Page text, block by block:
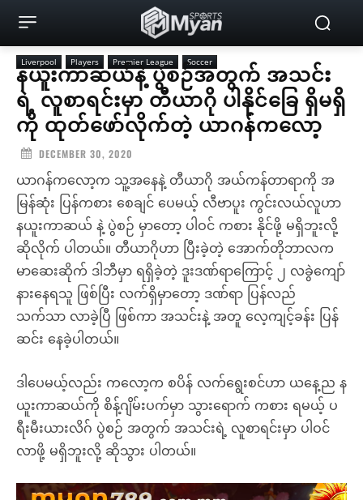
Liverpool Players Premier League Soccer
နယူးကာဆယ်နဲ့ ပွဲစဉ်အတွက် အသင်း
ရဲ့ လူစာရင်းမှာ တီယာဂို ပါနိုင်ခြေ ရှိမရှိ
ကို ထုတ်ဖော်လိုက်တဲ့ ယာဂန်ကလော့
DECEMBER 30, 2020
ယာဂန်ကလော့က သူ့အနေနဲ့ တီယာဂို အယ်ကန်တာရာကို အ
မြန်ဆုံး ပြန်ကစား စေချင် ပေမယ့် လီဗာပူး ကွင်းလယ်လူဟာ
နယူးကာဆယ် နဲ့ ပွဲစဉ် မှာတော့ ပါဝင် ကစား နိုင်ဖို့ မရှိဘူးလို့
ဆိုလိုက် ပါတယ်။ တီယာဂိုဟာ ပြီးခဲ့တဲ့ အောက်တိုဘာလက
မာဆေးဆိုက် ဒါဘီမှာ ရရှိခဲ့တဲ့ ဒူးဒဏ်ရာကြောင့် ၂ လခွဲကျော်
နားနေရသူ ဖြစ်ပြီး လက်ရှိမှာတော့ ဒဏ်ရာ ပြန်လည်
သက်သာ လာခဲ့ပြီ ဖြစ်ကာ အသင်းနဲ့ အတူ လေ့ကျင့်ခန်း ပြန်
ဆင်း နေခဲ့ပါတယ်။
ဒါပေမယ့်လည်း ကလော့က စပိန် လက်ရွေးစင်ဟာ ယနေ့ည န
ယူးကာဆယ်ကို စိန့်ဂျိမ်းပက်မှာ သွားရောက် ကစား ရမယ့် ပ
ရီးမီးယားလိဂ် ပွဲစဉ် အတွက် အသင်းရဲ့ လူစာရင်းမှာ ပါဝင်
လာဖို့ မရှိဘူးလို့ ဆိုသွား ပါတယ်။